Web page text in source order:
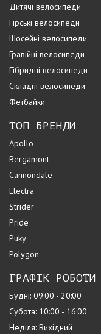
Дитячі велосипеди
Гірські велосипеди
Шосейні велосипеди
Гравійні велосипеди
Гібридні велосипеди
Складні велосипеди
Фетбайки
ТОП БРЕНДИ
Apollo
Bergamont
Cannondale
Electra
Strider
Pride
Puky
Polygon
ГРАФІК РОБОТИ
Будні: 09:00 - 20:00
Субота: 10:00 - 16:00
Неділя: Вихідний